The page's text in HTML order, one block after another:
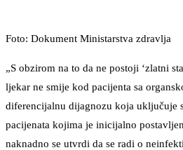
Foto: Dokument Ministarstva zdravlja
„S obzirom na to da ne postoji ‘zlatni
ljekar ne smije kod pacijenta sa
diferencijalnu dijagnozu koja uključuje
pacijenata kojima je inicijalno
naknadno se utvrdi da se radi o